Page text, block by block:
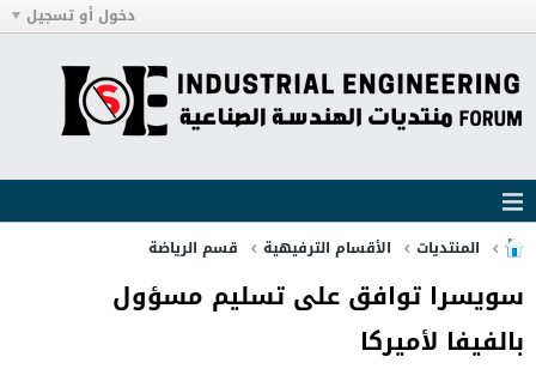
دخول أو تسجيل
المنتديات الأقسام الترفيهية قسم الرياضة
سويسرا توافق على تسليم مسؤول
بالفيفا لأميركا